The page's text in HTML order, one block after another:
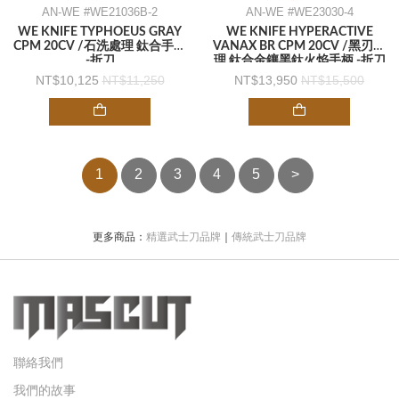
AN-WE #WE21036B-2
WE KNIFE TYPHOEUS GRAY
CPM 20CV /石洗處理 鈦合手柄
-折刀
10,125 11,250
AN-WE #WE23030-4
WE KNIFE HYPERACTIVE
VANAX BR CPM 20CV /黑刃處
理 鈦合金鑲黑鈦火焰手柄 -折刀
13,950 15,500
1 2 3 4 5 >
更多商品： 精選武士刀品牌 ｜ 傳統武士刀品牌
聯絡我們
我們的故事